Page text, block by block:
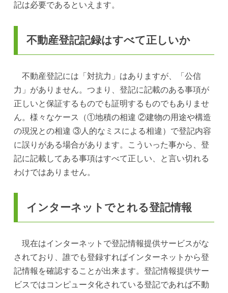
記は必要であるといえます。
不動産登記記録はすべて正しいか
不動産登記には「対抗力」はありますが、「公信
力」がありません。つまり、登記に記載のある事項が
正しいと保証するものでも証明するものでもありませ
ん。様々なケース（①地積の相違 ②建物の用途や構造
の現況との相違 ③人的なミスによる相違）で登記内容
に誤りがある場合があります。こういった事から、登
記に記載してある事項はすべて正しい、と言い切れる
わけではありません。
インターネットでとれる登記情報
現在はインターネットで登記情報提供サービスがな
されており、誰でも登録すればインターネットから登
記情報を確認することが出来ます。登記情報提供サー
ビスではコンピュータ化されている登記であれば不動